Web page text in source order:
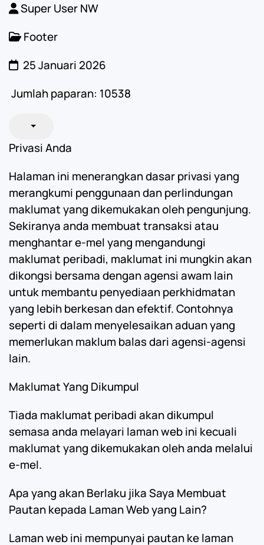
Super User NW
Footer
25 Januari 2026
Jumlah paparan: 10538
Privasi Anda
Halaman ini menerangkan dasar privasi yang
merangkumi penggunaan dan perlindungan
maklumat yang dikemukakan oleh pengunjung.
Sekiranya anda membuat transaksi atau
menghantar e-mel yang mengandungi
maklumat peribadi, maklumat ini mungkin akan
dikongsi bersama dengan agensi awam lain
untuk membantu penyediaan perkhidmatan
yang lebih berkesan dan efektif. Contohnya
seperti di dalam menyelesaikan aduan yang
memerlukan maklum balas dari agensi-agensi
lain.
Maklumat Yang Dikumpul
Tiada maklumat peribadi akan dikumpul
semasa anda melayari laman web ini kecuali
maklumat yang dikemukakan oleh anda melalui
e-mel.
Apa yang akan Berlaku jika Saya Membuat
Pautan kepada Laman Web yang Lain?
Laman web ini mempunyai pautan ke laman